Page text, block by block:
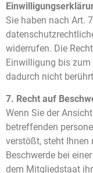
Sie haben nach Art.
widerrufen. Die
Einwilligung bis
dadurch nicht
7. Recht auf
Wenn Sie der
betreffenden
verstößt, steht Ihnen
Beschwerde bei
dem Mitgliedstaat